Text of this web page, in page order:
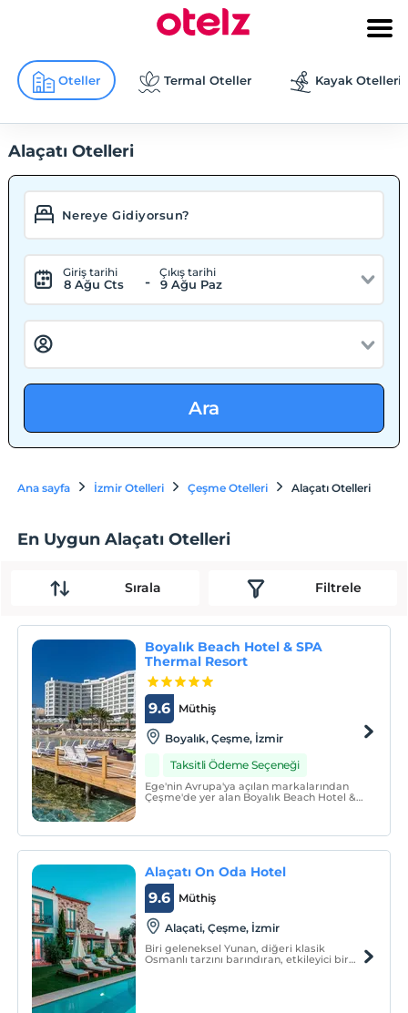
Oteller Termal Oteller Kayak Otelleri
Alaçatı Otelleri
Giriş tarihi
8 Ağu Cts -
Çıkış tarihi
9 Ağu Paz
Ara
Ana sayfa İzmir Otelleri Çeşme Otelleri Alaçatı Otelleri
En Uygun Alaçatı Otelleri
Sırala Filtrele
Boyalık Beach Hotel & SPA
Thermal Resort
Müthiş
9.6
Boyalık, Çeşme, İzmir
Taksitli Ödeme Seçeneği
Ege'nin Avrupa'ya açılan markalarından
Çeşme'de yer alan Boyalık Beach Hotel &
Alaçatı On Oda Hotel
Müthiş
9.6
Alaçati, Çeşme, İzmir
Biri geleneksel Yunan, diğeri klasik
Osmanlı tarzını barındıran, etkileyici bir